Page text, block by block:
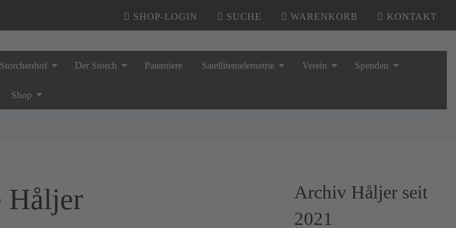
SHOP-LOGIN SUCHE WARENKORB KONTAKT
überspringen
Storchenhof Der Storch Patentiere Satellitentelemetrie Verein Spenden
Shop
Håljer
Archiv Håljer seit
2021